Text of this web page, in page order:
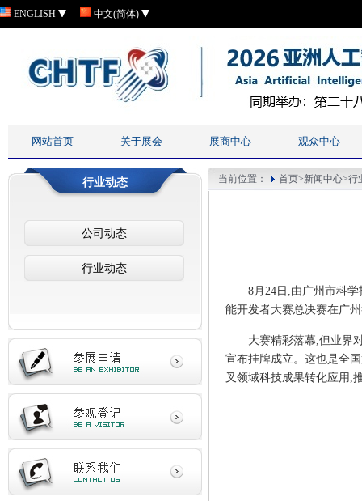
ENGLISH 中文(简体)
网站首页 关于展会 展商中心 观众中心
行业动态
公司动态
行业动态
当前位置： 首页>新闻中心>行
8月24日,由广州市科
能开发者大赛总决赛在广
大赛精彩落幕,但业界
宣布挂牌成立。这也是全
叉领域科技成果转化应用,